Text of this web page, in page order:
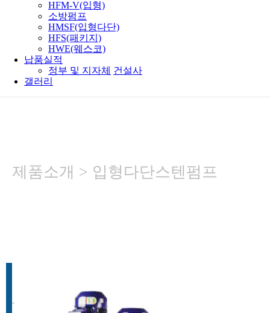
HFM-V(입형)
소방펌프
HMSF(입형다단)
HFS(패키지)
HWE(웨스코)
납품실적
정부 및 지자체 건설사
갤러리
제품소개 > 입형다단스텐펌프